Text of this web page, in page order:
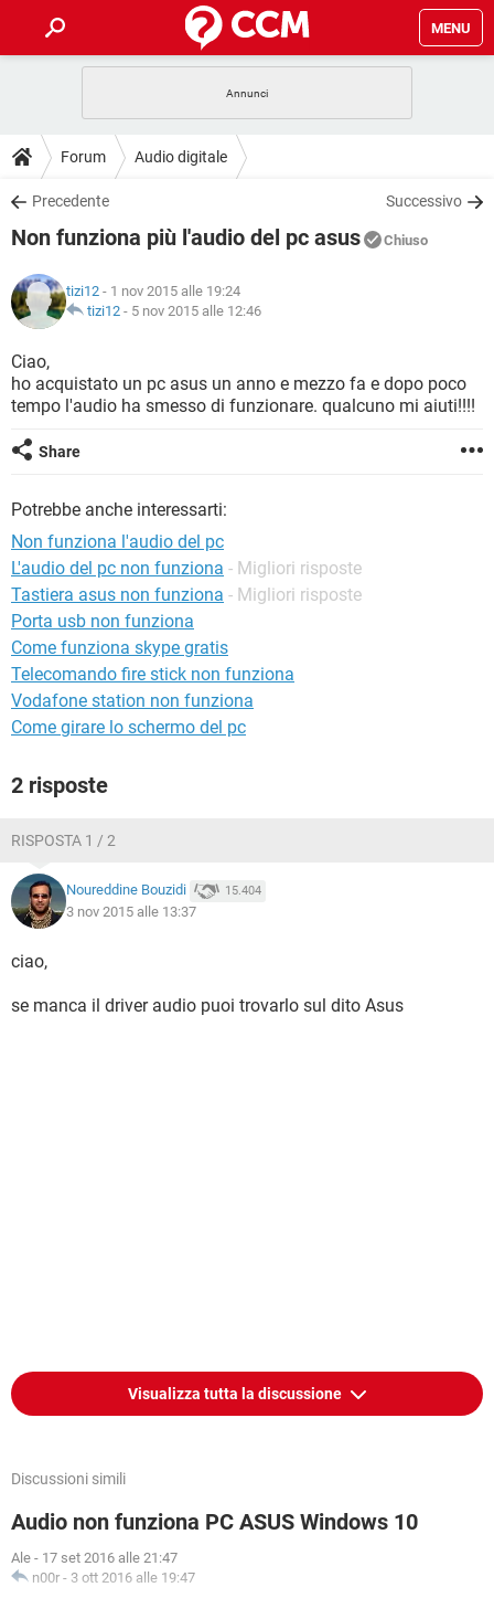
MENU
INTRATTENIMENTO
iOS
INSTAGRAM WHATSAPP
TIKTOK
HARDWARE
GUIDE
COVID-19
INSTAGRAM
TIKTOK
HARDWARE
DOWNLOAD
COVID-19 GAMING
INTRATTENIMENTO
iOS
INSTAGRAM
TIKTOK FACEBOOK
COVID-19
INTRATTENIMENTO
iOS
INSTAGRAM WHATSAPP
TIKTOK
GLOSSARIO
COVID-19
INTRATTENIMENTO ANDROID
INSTAGRAM
TIKTOK
HARDWARE
Forum Audio digitale
Precedente Successivo
Non funziona più l'audio del pc asus Chiuso
tizi12 - 1 nov 2015 alle 19:24
tizi12 - 5 nov 2015 alle 12:46
Ciao,
ho acquistato un pc asus un anno e mezzo fa e dopo poco
tempo l'audio ha smesso di funzionare. qualcuno mi aiuti!!!!
Share
Potrebbe anche interessarti:
Non funziona l'audio del pc
L'audio del pc non funziona - Migliori risposte
Tastiera asus non funziona - Migliori risposte
Porta usb non funziona
Come funziona skype gratis
Telecomando fire stick non funziona
Vodafone station non funziona
Come girare lo schermo del pc
2 risposte
RISPOSTA 1 / 2
Noureddine Bouzidi 15.404
3 nov 2015 alle 13:37
ciao,
se manca il driver audio puoi trovarlo sul dito Asus
Visualizza tutta la discussione
Discussioni simili
Audio non funziona PC ASUS Windows 10
Ale - 17 set 2016 alle 21:47
n00r - 3 ott 2016 alle 19:47